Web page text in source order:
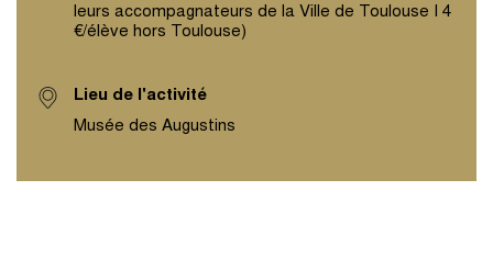
leurs accompagnateurs de la Ville de Toulouse I 4
€/élève hors Toulouse)
Lieu de l'activité
Musée des Augustins